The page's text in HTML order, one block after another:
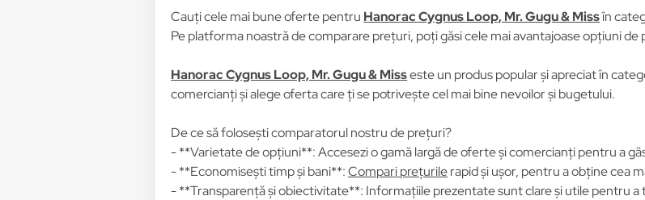
Cauți cele mai bune oferte pentru Hanorac Cygnus Loop, Mr. Gugu & Missîn
Pe platforma noastră de comparare prețuri, poți găsi cele mai avantajoase opțiuni
Hanorac Cygnus Loop, Mr. Gugu & Misseste un produs popular și apreciat în
comercianți și alege oferta care ți se potrivește cel mai bine nevoilor și bugetului.
De ce să folosești comparatorul nostru de prețuri?
- **Varietate de opțiuni**: Accesezi o gamă largă de oferte și comercianți pentru a
- **Economisești timp și bani**:Compari prețurilerapid și ușor, pentru a obține cea
- **Transparență și obiectivitate**: Informațiile prezentate sunt clare și utile pentru a